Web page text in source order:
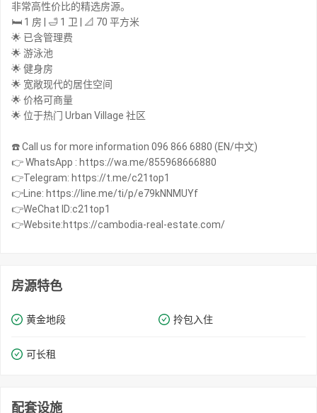
非常高性价比的精选房源。
🛏 1 房 | 🛁 1 卫 | 📐 70 平方米
🌟 已含管理费
🌟 游泳池
🌟 健身房
🌟 宽敞现代的居住空间
🌟 价格可商量
🌟 位于热门 Urban Village 社区
☎️ Call us for more information 096 866 6880 (EN/中文)
👉 WhatsApp : https://wa.me/855968666880
👉Telegram: https://t.me/c21top1
👉Line: https://line.me/ti/p/e79kNNMUYf
👉WeChat ID:c21top1
👉Website:https://cambodia-real-estate.com/
房源特色
黄金地段 拎包入住
可长租
配套设施